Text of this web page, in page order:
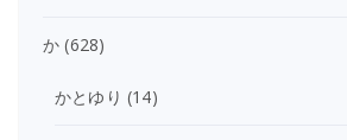
か (628)
かとゆり (14)